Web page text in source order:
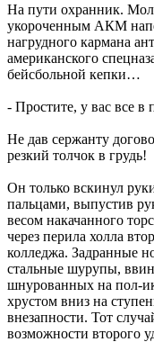
На пути охранник.
укороченным АКМ
нагрудного кармана
американского
бейсбольной кепки…
- Простите, у вас все в
Не дав сержанту
резкий толчок в грудь!
Он только вскинул
пальцами, выпустив
весом накачанного
через перила холла
колледжа. Задранные
стальные шурупы,
шнурованных на пол-
хрустом вниз на
внезапности. Тот
возможности второго